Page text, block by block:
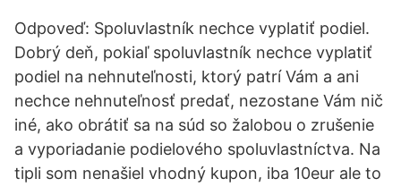
Odpoveď: Spoluvlastník nechce vyplatiť podiel.
Dobrý deň, pokiaľ spoluvlastník nechce vyplatiť
podiel na nehnuteľnosti, ktorý patrí Vám a ani
nechce nehnuteľnosť predať, nezostane Vám nič
iné, ako obrátiť sa na súd so žalobou o zrušenie
a vyporiadanie podielového spoluvlastníctva. Na
tipli som nenašiel vhodný kupon, iba 10eur ale to